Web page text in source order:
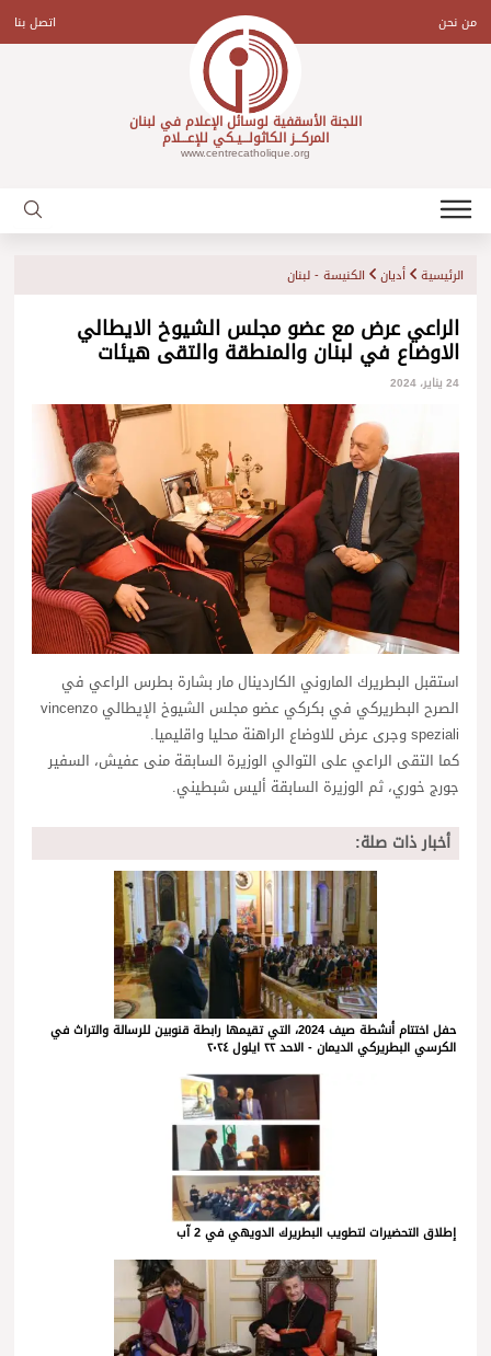
contentمن نحن اتصل بنا
اللجنة الأسقفية لوسائل الإعلام في لبنان
المركـــز الكاثولـــيـكي للإعـــلام
www.centrecatholique.org
الرئيسية أديان الكنيسة - لبنان
الراعي عرض مع عضو مجلس الشيوخ الايطالي
الاوضاع في لبنان والمنطقة والتقى هيئات
24 يناير، 2024
استقبل البطريرك الماروني الكاردينال مار بشارة بطرس الراعي في
الصرح البطريركي في بكركي عضو مجلس الشيوخ الإيطالي vincenzo
speziali وجرى عرض للاوضاع الراهنة محليا واقليميا.
كما التقى الراعي على التوالي الوزيرة السابقة منى عفيش، السفير
جورج خوري، ثم الوزيرة السابقة أليس شبطيني.
أخبار ذات صلة:
حفل اختتام أنشطة صيف 2024، التي تقيمها رابطة قنوبين للرسالة والتراث في
الكرسي البطريركي الديمان - الاحد ٢٢ ايلول ٢٠٢٤
إطلاق التحضيرات لتطويب البطريرك الدويهي في 2 آب